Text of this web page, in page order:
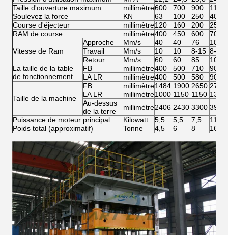
Taille d'ouverture maximum
millimètre600 700 900
1100
Soulevez la force
KN 63 100 250
400
Course d'éjecteur
millimètre120 160 200
250
RAM de course
millimètre400 450 600 700
Vitesse de Ram
Approche Mm/s 40 40 76
100
Travail
Mm/s 10 10 8-15 8-15
Retour
Mm/s 60 60 85
100
La taille de la table
de fonctionnement
FB millimètre400 500 710
900
LA LR
millimètre400 500 580 900
Taille de la machine
FB millimètre1484 1900 2650 2780
LA LR
millimètre1000 1150 1150 1350
Au-dessus
de la terre
millimètre2406 2430 3300 3900
Puissance de moteur principal
Kilowatt 5,5 5,5 7,5
11
Poids total (approximatif)
Tonne 4,5 6 8 16